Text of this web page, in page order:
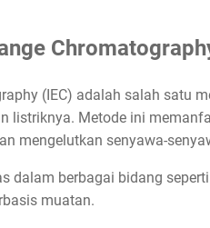
(IEC) adalah salah satu
listriknya. Metode ini
mengelutkan senyawa-
dalam berbagai bidang
muatan.